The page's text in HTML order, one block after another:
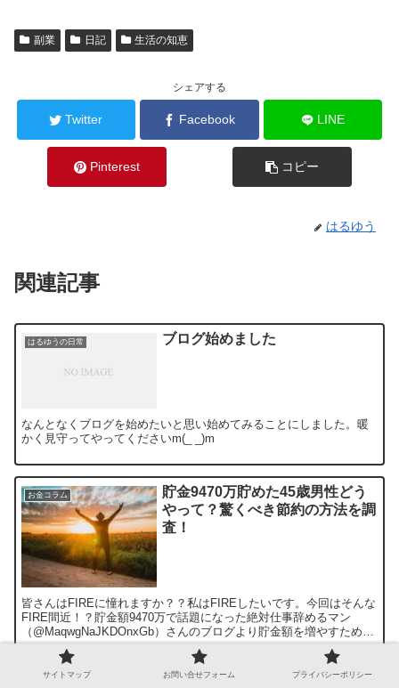
副業 日記 生活の知恵
シェアする
Twitter Facebook LINE
Pinterest コピー
はるゆう
関連記事
はるゆうの日常 ブログ始めました
なんとなくブログを始めたいと思い始めてみることにしました。暖
かく見守ってやってくださいm(_ _)m
お金コラム
貯金9470万貯めた45歳男性どう
やって？驚くべき節約の方法を調
査！
皆さんはFIREに憧れますか？？私はFIREしたいです。今回はそんな
FIRE間近！？貯金額9470万で話題になった絶対仕事辞めるマン
（@MaqwgNaJKDOnxGb）さんのブログより貯金額を増やすための
極意を調査しました！FIREとは？は...
サイトマップ お問い合せフォーム プライバシーポリシー